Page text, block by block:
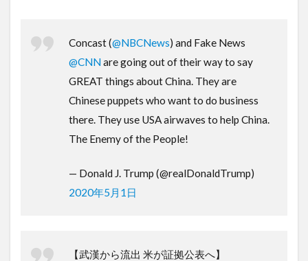
Concast (@NBCNews) and Fake News
@CNNare going out of their way to say
GREAT things about China. They are
Chinese puppets who want to do business
there. They use USA airwaves to help China.
The Enemy of the People!
— Donald J. Trump (@realDonaldTrump)
2020年5月1日
【武漢から流出 米が証拠公表へ】